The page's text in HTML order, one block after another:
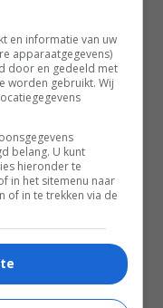
tijd van de
niet de meest
vermoeidheid en
kunnen
en informatie van uw
apparaatgegevens)
door en gedeeld met
worden gebruikt. Wij
belang. U kunt
hieronder te
in het sitemenu naar
of in te trekken via de